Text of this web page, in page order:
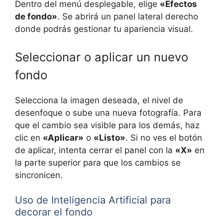
Dentro del menú desplegable, elige «Efectos
de fondo». Se abrirá un panel lateral derecho
donde podrás gestionar tu apariencia visual.
Seleccionar o aplicar un nuevo
fondo
Selecciona la imagen deseada, el nivel de
desenfoque o sube una nueva fotografía. Para
que el cambio sea visible para los demás, haz
clic en «Aplicar» o «Listo». Si no ves el botón
de aplicar, intenta cerrar el panel con la «X» en
la parte superior para que los cambios se
sincronicen.
Uso de Inteligencia Artificial para
decorar el fondo